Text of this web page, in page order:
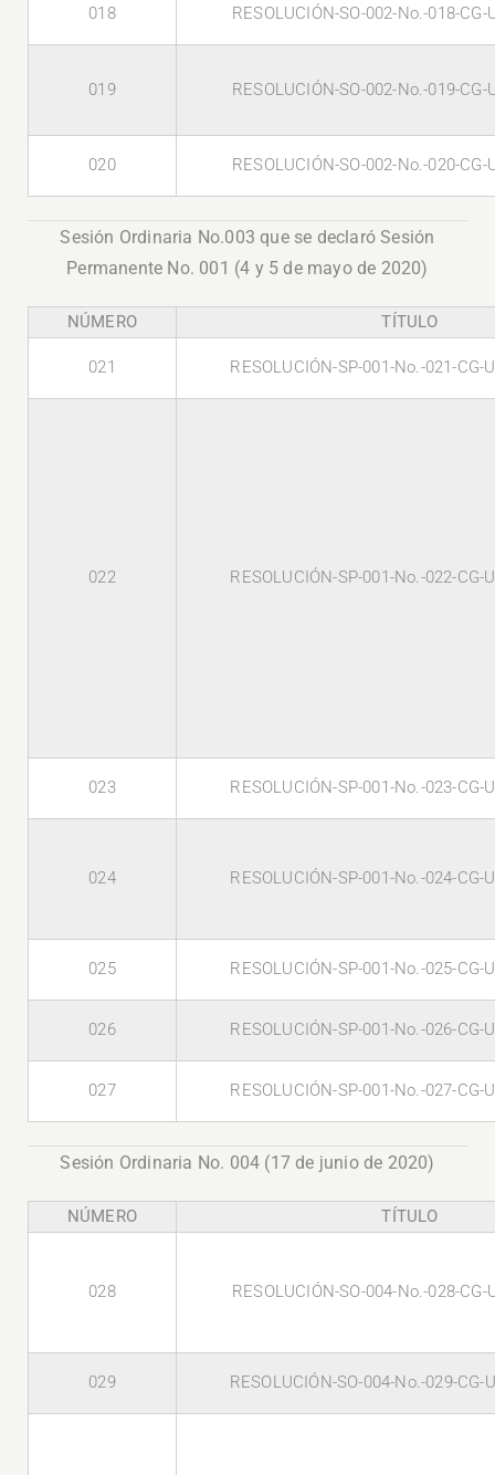
018 RESOLUCIÓN-SO-002-No.-018-CG-
019 RESOLUCIÓN-SO-002-No.-019-CG-
020 RESOLUCIÓN-SO-002-No.-020-CG-
Sesión Ordinaria No.003 que se declaró Sesión
Permanente No. 001 (4 y 5 de mayo de 2020)
NÚMERO TÍTULO
021 RESOLUCIÓN-SP-001-No.-021-CG-
022 RESOLUCIÓN-SP-001-No.-022-CG-
023 RESOLUCIÓN-SP-001-No.-023-CG-
024 RESOLUCIÓN-SP-001-No.-024-CG-
025 RESOLUCIÓN-SP-001-No.-025-CG-
026 RESOLUCIÓN-SP-001-No.-026-CG-
027 RESOLUCIÓN-SP-001-No.-027-CG-
Sesión Ordinaria No. 004 (17 de junio de 2020)
NÚMERO TÍTULO
028 RESOLUCIÓN-SO-004-No.-028-CG-
029 RESOLUCIÓN-SO-004-No.-029-CG-